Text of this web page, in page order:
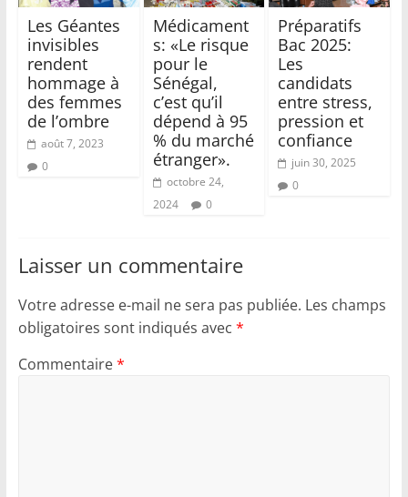
Les Géantes
invisibles
rendent
hommage à
des femmes
de l’ombre
août 7, 2023
0
Médicament
s: «Le risque
pour le
Sénégal,
c’est qu’il
dépend à 95
% du marché
étranger».
octobre 24,
2024
0
Préparatifs
Bac 2025:
Les
candidats
entre stress,
pression et
confiance
juin 30, 2025
0
Laisser un commentaire
Votre adresse e-mail ne sera pas publiée. Les champs
obligatoires sont indiqués avec *
Commentaire*